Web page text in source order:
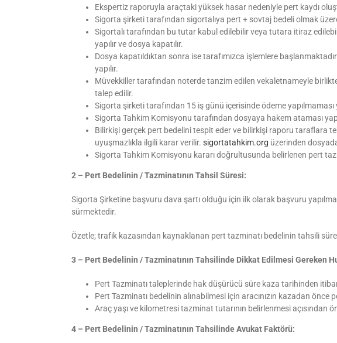
Ekspertiz raporuyla araçtaki yüksek hasar nedeniyle pert kaydı
Sigorta şirketi tarafından sigortalıya pert + sovtaj bedeli olmak
Sigortalı tarafından bu tutar kabul edilebilir veya tutara itiraz
yapılır ve dosya kapatılır.
Dosya kapatıldıktan sonra ise tarafımızca işlemlere
yapılır.
Müvekkiller tarafından noterde tanzim edilen vekaletnameyle
talep edilir.
Sigorta şirketi tarafından 15 iş günü içerisinde ödeme
Sigorta Tahkim Komisyonu tarafından dosyaya hakem ataması
Bilirkişi gerçek pert bedelini tespit eder ve bilirkişi raporu taraflara
uyuşmazlıkla ilgili karar verilir. sigortatahkim.org üzerinden
Sigorta Tahkim Komisyonu kararı doğrultusunda belirlenen pert
2 – Pert Bedelinin / Tazminatının Tahsil Süresi:
Sigorta Şirketine başvuru dava şartı olduğu için ilk olarak başvuru
sürmektedir.
Özetle; trafik kazasından kaynaklanan pert tazminatı bedelinin tahsili
3 – Pert Bedelinin / Tazminatının Tahsilinde Dikkat Edilmesi Gereken
Pert Tazminatı taleplerinde hak düşürücü süre kaza tarihinden
Pert Tazminatı bedelinin alınabilmesi için aracınızın kazadan önce
Araç yaşı ve kilometresi tazminat tutarının belirlenmesi açısından
4 – Pert Bedelinin / Tazminatının Tahsilinde Avukat Faktörü: